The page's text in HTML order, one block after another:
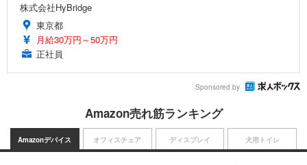
株式会社HyBridge
東京都
月給30万円～50万円
正社員
Sponsored by
Amazon売れ筋ランキング
Amazonデバイス オフィスチェア ディスプレイ 犬用トイレ